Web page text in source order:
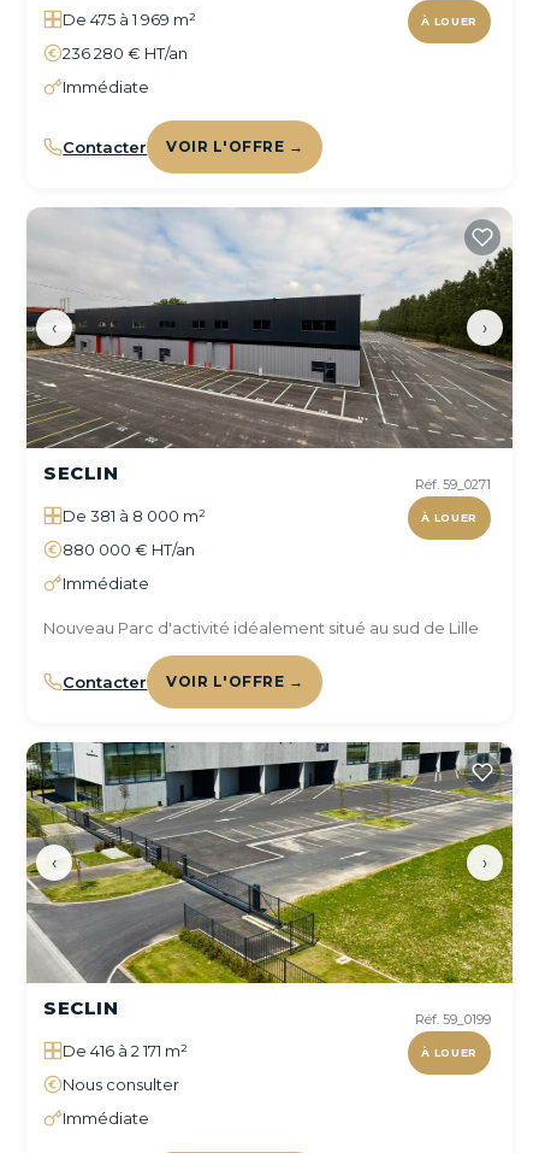
À LOUER
De 475 à 1 969 m²
236 280 € HT/an
Immédiate
Contacter VOIR L'OFFRE →
‹ ›
Réf. 59_0271
À LOUER
SECLIN
De 381 à 8 000 m²
880 000 € HT/an
Immédiate
Nouveau Parc d'activité idéalement situé au sud de Lille
Contacter VOIR L'OFFRE →
‹ ›
Réf. 59_0199
À LOUER
SECLIN
De 416 à 2 171 m²
Nous consulter
Immédiate